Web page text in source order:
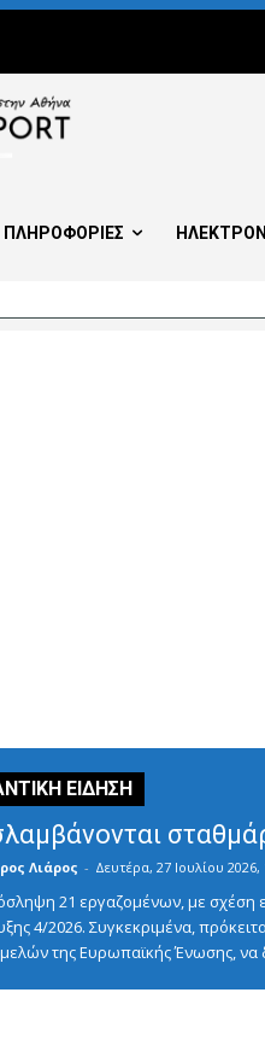
ΠΛΗΡΟΦΟΡΙΕΣ
Λιάρος - Δευτέρα, 27 Ιουλίου 2026,
21 εργαζομένων, με σχέση
4/2026. Συγκεκριμένα,
της Ευρωπαϊκής Ένωσης, να